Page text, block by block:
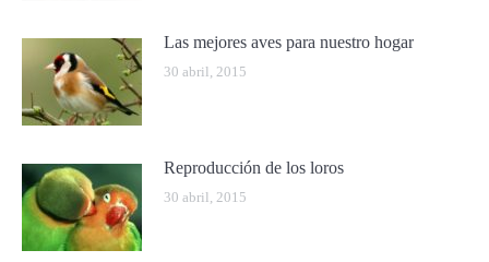
Las mejores aves para nuestro hogar
30 abril, 2015
Reproducción de los loros
30 abril, 2015